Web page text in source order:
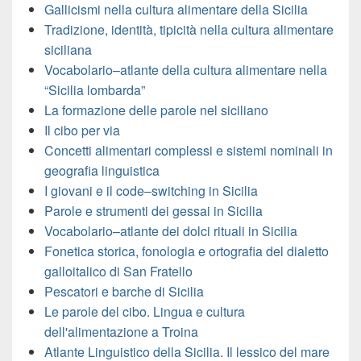
Gallicismi nella cultura alimentare della Sicilia
Tradizione, identità, tipicità nella cultura alimentare
siciliana
Vocabolario–atlante della cultura alimentare nella
“Sicilia lombarda”
La formazione delle parole nel siciliano
Il cibo per via
Concetti alimentari complessi e sistemi nominali in
geografia linguistica
I giovani e il code–switching in Sicilia
Parole e strumenti dei gessai in Sicilia
Vocabolario–atlante dei dolci rituali in Sicilia
Fonetica storica, fonologia e ortografia del dialetto
galloitalico di San Fratello
Pescatori e barche di Sicilia
Le parole del cibo. Lingua e cultura
dell'alimentazione a Troina
Atlante Linguistico della Sicilia. Il lessico del mare